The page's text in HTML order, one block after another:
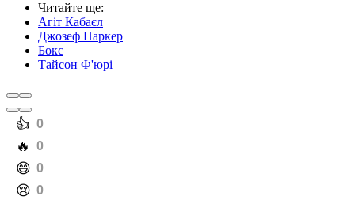
Читайте ще:
Агіт Кабаєл
Джозеф Паркер
Бокс
Тайсон Ф'юрі
️👍 0
️🔥 0
️😄 0
️😢 0